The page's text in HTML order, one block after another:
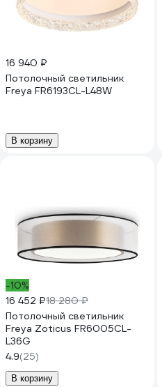
16 940 ₽
Потолочный светильник
Freya FR6193CL-L48W
В корзину
-10%
16 452 ₽18 280 ₽
Потолочный светильник
Freya Zoticus FR6005CL-
L36G
4.9(25)
В корзину